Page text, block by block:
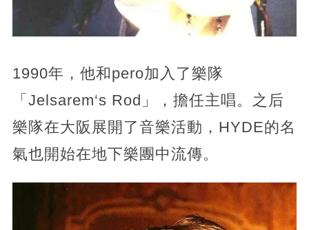
1990年，他和pero加入了樂隊
「Jelsarem‘s Rod」，擔任主唱。之后
樂隊在大阪展開了音樂活動，HYDE的名
氣也開始在地下樂團中流傳。